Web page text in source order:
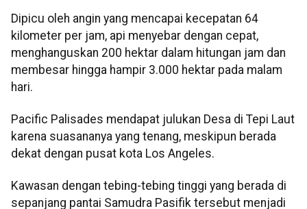
Dipicu oleh angin yang mencapai kecepatan 64
kilometer per jam, api menyebar dengan cepat,
menghanguskan 200 hektar dalam hitungan jam dan
membesar hingga hampir 3.000 hektar pada malam
hari.
Pacific Palisades mendapat julukan Desa di Tepi Laut
karena suasananya yang tenang, meskipun berada
dekat dengan pusat kota Los Angeles.
Kawasan dengan tebing-tebing tinggi yang berada di
sepanjang pantai Samudra Pasifik tersebut menjadi